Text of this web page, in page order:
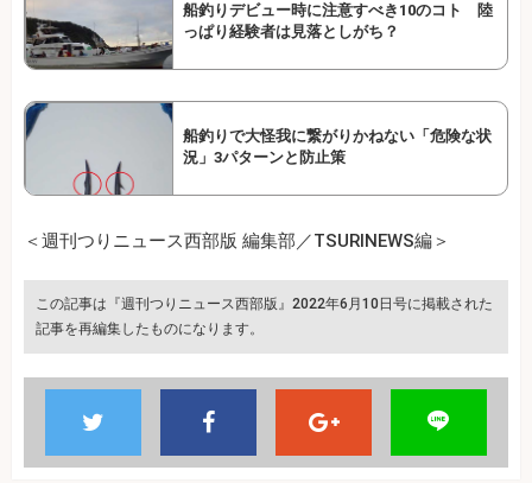
船釣りデビュー時に注意すべき10のコト 陸
っぱり経験者は見落としがち？
船釣りで大怪我に繋がりかねない「危険な状
況」3パターンと防止策
＜週刊つりニュース西部版 編集部／TSURINEWS編＞
この記事は『週刊つりニュース西部版』2022年6月10日号に掲載された
記事を再編集したものになります。